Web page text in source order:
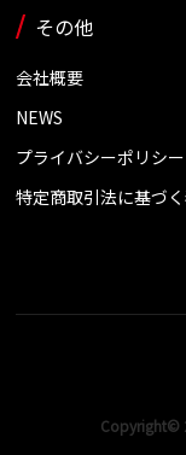
その他
会社概要
NEWS
プライバシーポリシー
特定商取引法に基づ
Copyright©